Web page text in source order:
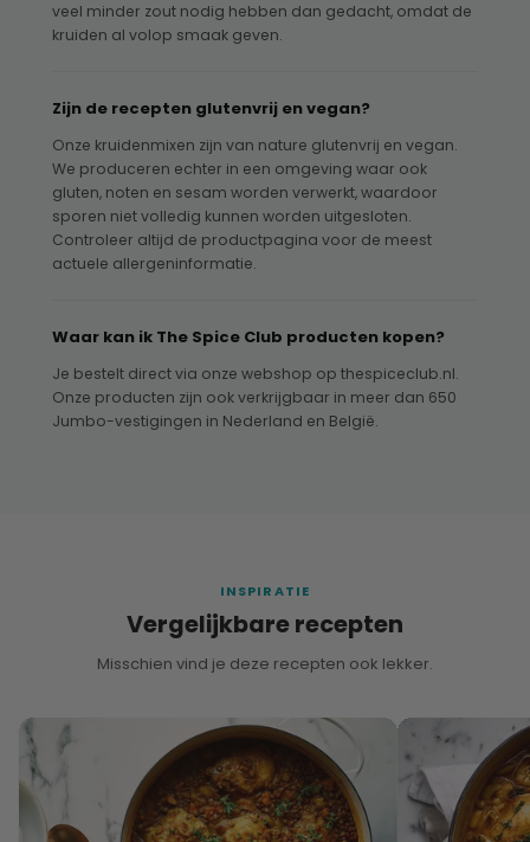
veel minder zout nodig hebben dan gedacht, omdat de
kruiden al volop smaak geven.
Zijn de recepten glutenvrij en vegan?
Onze kruidenmixen zijn van nature glutenvrij en vegan.
We produceren echter in een omgeving waar ook
gluten, noten en sesam worden verwerkt, waardoor
sporen niet volledig kunnen worden uitgesloten.
Controleer altijd de productpagina voor de meest
actuele allergeninformatie.
Waar kan ik The Spice Club producten kopen?
Je bestelt direct via onze webshop op thespiceclub.nl.
Onze producten zijn ook verkrijgbaar in meer dan 650
Jumbo-vestigingen in Nederland en België.
INSPIRATIE
Vergelijkbare recepten
Misschien vind je deze recepten ook lekker.